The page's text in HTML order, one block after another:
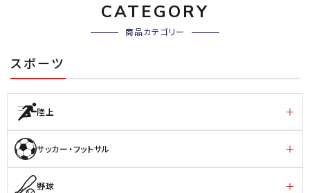
CATEGORY
商品カテゴリー
スポーツ
陸上
サッカー・フットサル
野球